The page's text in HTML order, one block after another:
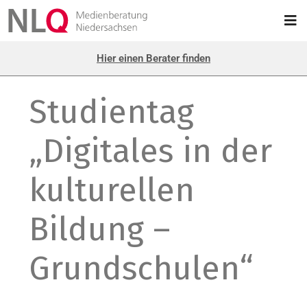
Hier einen Berater finden
Studientag
„Digitales in der
kulturellen
Bildung –
Grundschulen“